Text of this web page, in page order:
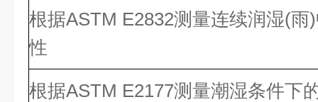
根据ASTM E2832测量连续润湿(雨
性
根据ASTM E2177测量潮湿条件下